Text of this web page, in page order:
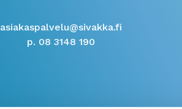
asiakaspalvelu@sivakka.fi
p. 08 3148 190